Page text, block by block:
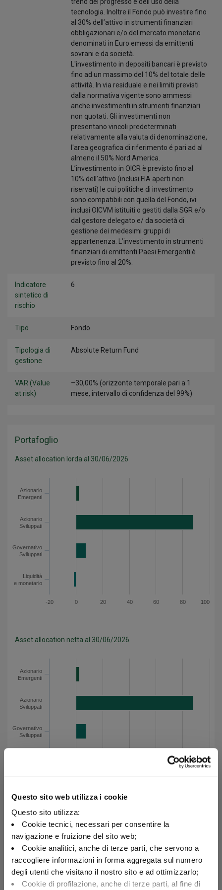
Questo sito web utilizza i cookie
Questo sito utilizza:
Cookie tecnici, necessari per consentire la
navigazione e fruizione del sito web;
Cookie analitici, anche di terze parti, che servono a
raccogliere informazioni in forma aggregata sul numero
degli utenti che visitano il nostro sito e ad ottimizzarlo;
Cookie di profilazione, anche di terze parti, al fine di
tecnologia. Inoltre il Fondo può investire fino
al 30% dell’attivo in strumenti finanziari
obbligazionari e/o del mercato monetario
denominati in Euro emessi da emittenti
sovrani e da società.
L'investimento in depositi bancari è previsto
fino ad un massimo del 10% del totale delle
attività. In via residuale e nei limiti previsti
dalla normativa vigente sono ammessi
anche investimenti in strumenti finanziari
non quotati. Gli investimenti non
presentano vincoli predeterminati
relativamente alla valuta di denominazione,
l'area geografica di riferimento é pari ad al
almeno il 50% Nord America.
L’investimento in OICR è previsto fino al
10% dell’attivo (inclusi FIA aperti non
riservati) le cui politiche di investimento
sono compatibili con quella del Fondo, ivi
inclusi OICVM istituiti o gestiti dalla SGR e/o
dal gestore delegato e/ da società di
gestione dei medesimi gruppi di
appartenenza. L’investimento in strumenti
finanziari di emittenti Paesi Emergenti è
previsto fino al 20%.
Indicatore
sintetico di
rischio
6
Tipo Fondo
Tipologia di
gestione
Absolute Return Fund
VAR (Value
at risk)
–30,00% (orizzonte temporale pari a 1
mese, intervallo di confidenza del 99%)
Portafoglio
Asset allocation lorda al 30/06/2026
Asset allocation lorda - Dati del grafico
Azionario Emergenti
Governativo Sviluppati
7.4
Liquidità e monetario
-1.9
Azionario
Emergenti
Azionario
Sviluppati
Governativo
Sviluppati
Liquidità
e monetario
-20 0 20 40 60 80 100
Asset allocation netta al 30/06/2026
Asset allocation netta - Dati del grafico
Azionario Emergenti
Governativo Sviluppati
7.4
Liquidità e monetario
-1.9
Azionario
Emergenti
Azionario
Sviluppati
Governativo
Sviluppati
Portafoglio azionario
Esposizione per area geografica al 30/06/2026
Categoria
Valore
Nord America
80
Asia/Pacifico
4.8
Nord America